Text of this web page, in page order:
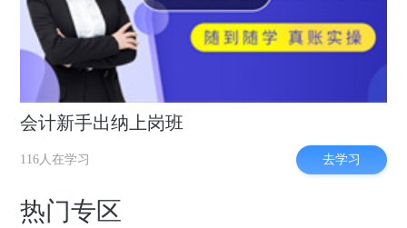
会计新手出纳上岗班
116人在学习 去学习
热门专区